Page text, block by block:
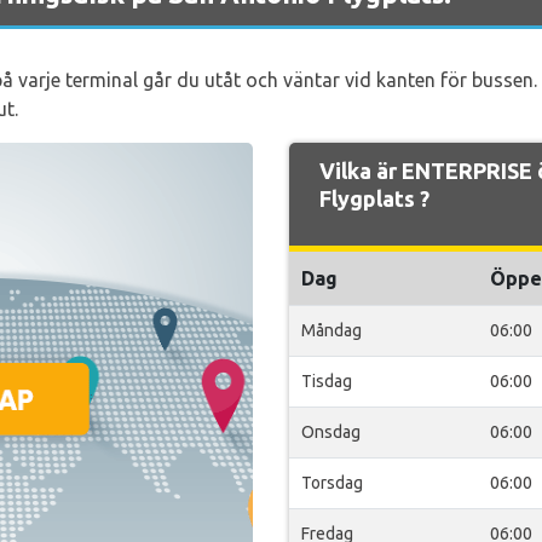
varje terminal går du utåt och väntar vid kanten för
Vilka är
Flygplats ?
Dag
Måndag 06:00
Tisdag 06:00
Onsdag 06:00
Torsdag 06:00
Fredag 06:00